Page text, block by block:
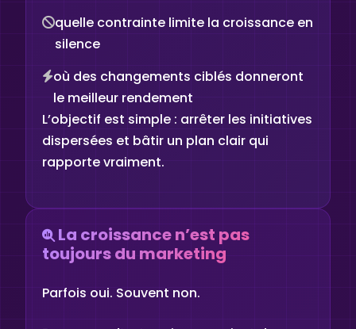
quelle contrainte limite la croissance en
silence
où des changements ciblés donneront
le meilleur rendement
L’objectif est simple : arrêter les initiatives
dispersées et bâtir un plan clair qui
rapporte vraiment.
La croissance n’est pas
toujours du marketing
Parfois oui. Souvent non.